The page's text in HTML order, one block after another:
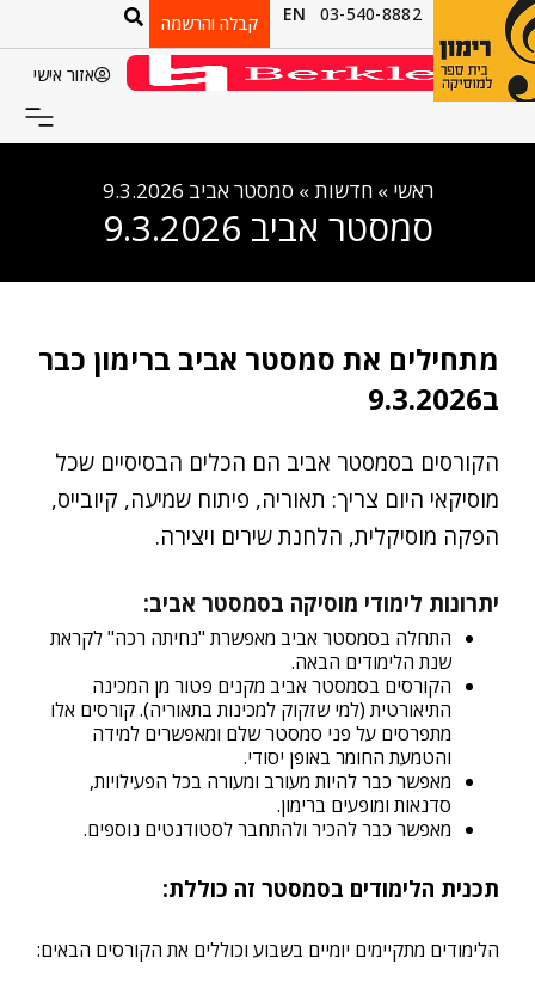
03-540-8882
EN קבלה והרשמה
אזור אישי
ראשי »חדשות» סמסטר אביב 9.3.2026
סמסטר אביב 9.3.2026
מתחילים את סמסטר אביב ברימון כבר
ב9.3.2026
הקורסים בסמסטר אביב הם הכלים הבסיסיים שכל
מוסיקאי היום צריך: תאוריה, פיתוח שמיעה, קיובייס,
הפקה מוסיקלית, הלחנת שירים ויצירה.
יתרונות לימודי מוסיקה בסמסטר אביב:
התחלה בסמסטר אביב מאפשרת "נחיתה רכה" לקראת
שנת הלימודים הבאה.
הקורסים בסמסטר אביב מקנים פטור מן המכינה
התיאורטית (למי שזקוק למכינות בתאוריה). קורסים אלו
מתפרסים על פני סמסטר שלם ומאפשרים למידה
והטמעת החומר באופן יסודי.
מאפשר כבר להיות מעורב ומעורה בכל הפעילויות,
סדנאות ומופעים ברימון.
מאפשר כבר להכיר ולהתחבר לסטודנטים נוספים.
תכנית הלימודים בסמסטר זה כוללת:
הלימודים מתקיימים יומיים בשבוע וכוללים את הקורסים הבאים: